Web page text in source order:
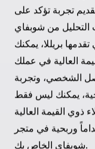
عالية بكفاءة مع
على المزيد حول
عطور بيلي آيليش
DoggieLawn: شهدت عملية الانتقال إلى شوبفاي بلس زيادة
التركيز على تحسين
المستهدفة
المستخدمين وزيادة